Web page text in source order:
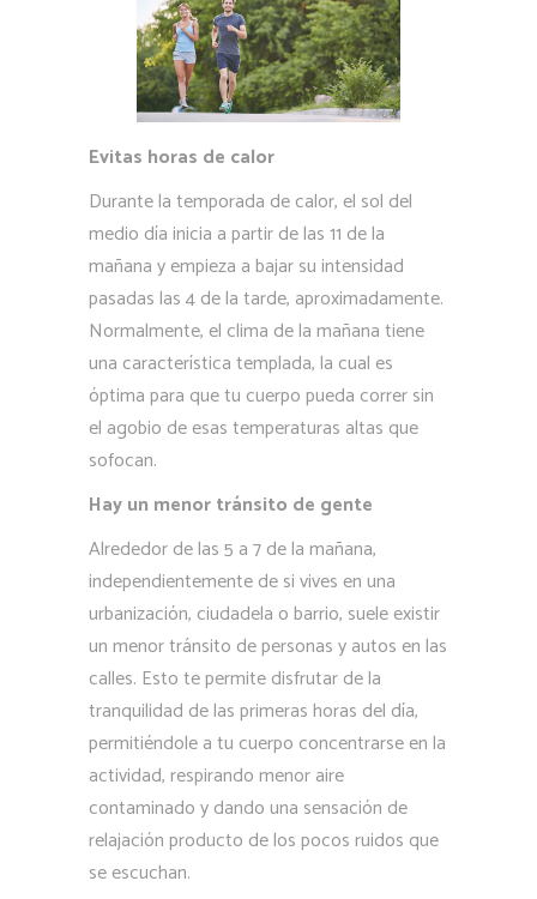
Evitas horas de calor
Durante la temporada de calor, el sol del
medio día inicia a partir de las 11 de la
mañana y empieza a bajar su intensidad
pasadas las 4 de la tarde, aproximadamente.
Normalmente, el clima de la mañana tiene
una característica templada, la cual es
óptima para que tu cuerpo pueda correr sin
el agobio de esas temperaturas altas que
sofocan.
Hay un menor tránsito de gente
Alrededor de las 5 a 7 de la mañana,
independientemente de si vives en una
urbanización, ciudadela o barrio, suele existir
un menor tránsito de personas y autos en las
calles. Esto te permite disfrutar de la
tranquilidad de las primeras horas del día,
permitiéndole a tu cuerpo concentrarse en la
actividad, respirando menor aire
contaminado y dando una sensación de
relajación producto de los pocos ruidos que
se escuchan.